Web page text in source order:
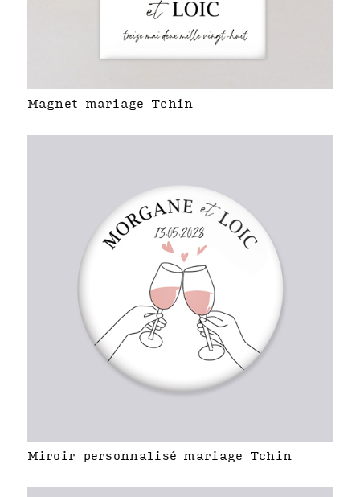
Magnet mariage Tchin
Miroir personnalisé mariage Tchin